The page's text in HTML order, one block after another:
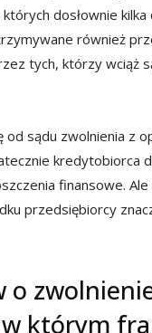
dosłownie kilka
również
tych, którzy wciąż
od sądu zwolnienia z
kredytobiorca
finansowe.
przedsiębiorcy
którym